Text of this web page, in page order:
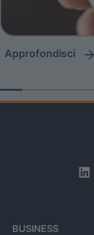
approfondisci
BUSINESS